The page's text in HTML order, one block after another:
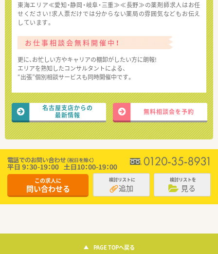
東海エリア≪愛知・静岡・岐阜・三重≫≪長野≫の薬剤師求人はお任
せください！求人票だけでは分からない薬局の雰囲気などもお伝え
しています。
お仕事相談会無料開催中！
更に、お忙しい方やキャリアの棚卸がしたい方に朗報!
エリアを熟知したコンサルタントによる、
“出張”個別相談サービスも同時開催中です。
名古屋支店からの
最新情報
無料相談会を予約
この求人に
問い合わせる
検討リストに
追加
検討リストを
見る
PAGE TOPへ戻る